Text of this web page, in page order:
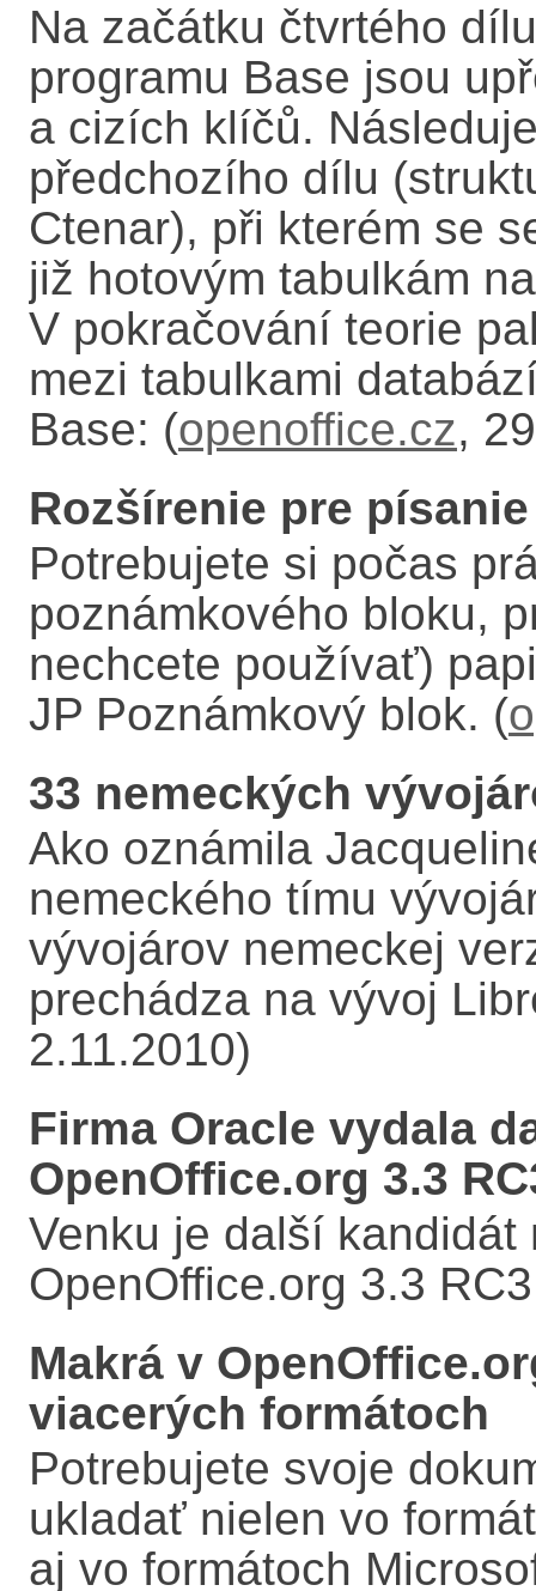
Na začátku čtvrtého
programu Base jsou
a cizích klíčů.
předchozího dílu
Ctenar), při kterém se
již hotovým tabulkám
V pokračování teorie
mezi tabulkami
Base: (openoffice.cz,
Rozšírenie pre
Potrebujete si počas
poznámkového bloku,
nechcete používať)
JP Poznámkový blok. (
33 nemeckých
Ako oznámila
nemeckého tímu
vývojárov nemeckej
prechádza na vývoj
2.11.2010)
Firma Oracle vydala
OpenOffice.org 3.3
Venku je další kandidát
OpenOffice.org 3.3
Makrá v
viacerých formátoch
Potrebujete svoje
ukladať nielen vo
aj vo formátoch